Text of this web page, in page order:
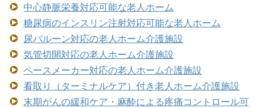
中心静脈栄養対応可能な老人ホーム
糖尿病のインスリン注射対応可能な老人ホーム
尿バルーン対応の老人ホーム介護施設
気管切開対応の老人ホーム介護施設
ペースメーカー対応の老人ホーム介護施設
看取り（ターミナルケア）付き老人ホーム介護施設
末期がんの緩和ケア・麻酔による疼痛コントロール可